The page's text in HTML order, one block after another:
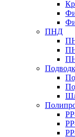
ПНД